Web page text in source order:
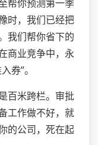
帮你预测第一季
时，我们已经把
我们帮你省下的
商业竞争中，永
券”。
百米跨栏。审批
工作做不好，就
的公司，死在起